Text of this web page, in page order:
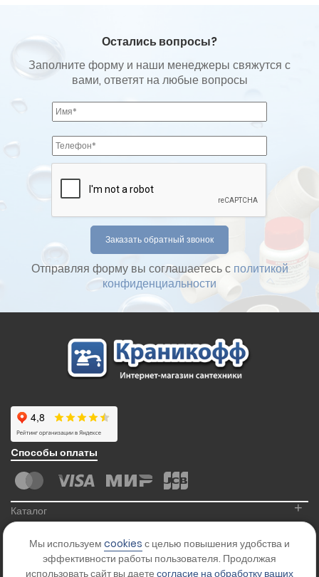
Остались вопросы?
Заполните форму и наши менеджеры свяжутся с
вами, ответят на любые вопросы
Отправляя форму вы соглашаетесь с политикой
конфиденциальности
Cпособы оплаты
Каталог +
Контакты
Мы используем cookies с целью повышения удобства и
эффективности работы пользователя. Продолжая
использовать сайт вы даете согласие на обработку ваших